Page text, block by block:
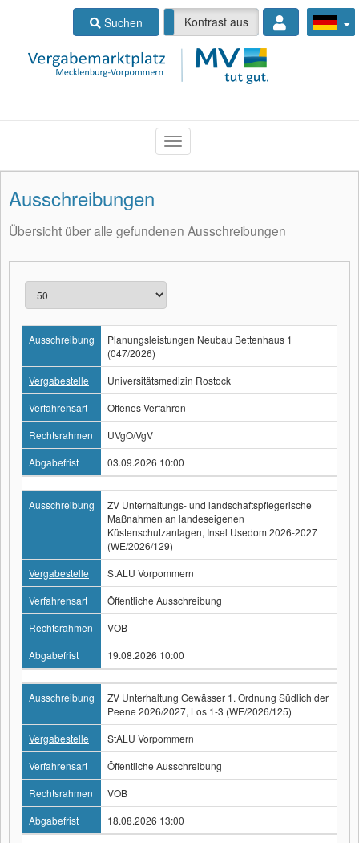
Suchen
Kontrast ein Kontrast aus
Ausschreibungen
Übersicht über alle gefundenen Ausschreibungen
Ausschreibung
Planungsleistungen Neubau Bettenhaus 1
(047/2026)
Vergabestelle
Universitätsmedizin Rostock
Verfahrensart
Offenes Verfahren
Rechtsrahmen
UVgO/VgV
Abgabefrist
03.09.2026 10:00
Ausschreibung
ZV Unterhaltungs- und landschaftspflegerische
Maßnahmen an landeseigenen
Küstenschutzanlagen, Insel Usedom 2026-2027
(WE/2026/129)
Vergabestelle
StALU Vorpommern
Verfahrensart
Öffentliche Ausschreibung
Rechtsrahmen
VOB
Abgabefrist
19.08.2026 10:00
Ausschreibung
ZV Unterhaltung Gewässer 1. Ordnung Südlich der
Peene 2026/2027, Los 1-3 (WE/2026/125)
Vergabestelle
StALU Vorpommern
Verfahrensart
Öffentliche Ausschreibung
Rechtsrahmen
VOB
Abgabefrist
18.08.2026 13:00